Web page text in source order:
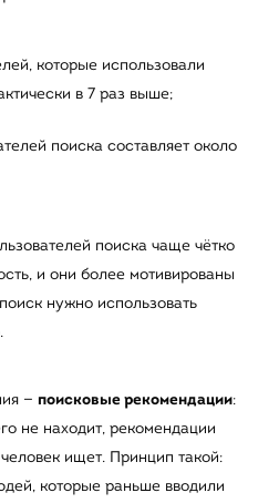
которые использовали
в 7 раз выше;
поиска составляет около
поиска чаще чётко
и они более мотивированы
нужно использовать
— поисковые рекомендации:
не находит, рекомендации
ищет. Принцип такой:
которые раньше вводили